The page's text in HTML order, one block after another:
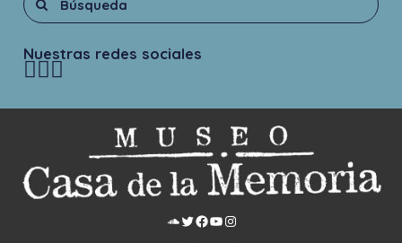
Nuestras redes sociales